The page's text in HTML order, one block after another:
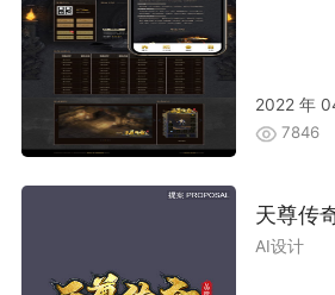
2022 年
7846
天尊传
AI设计